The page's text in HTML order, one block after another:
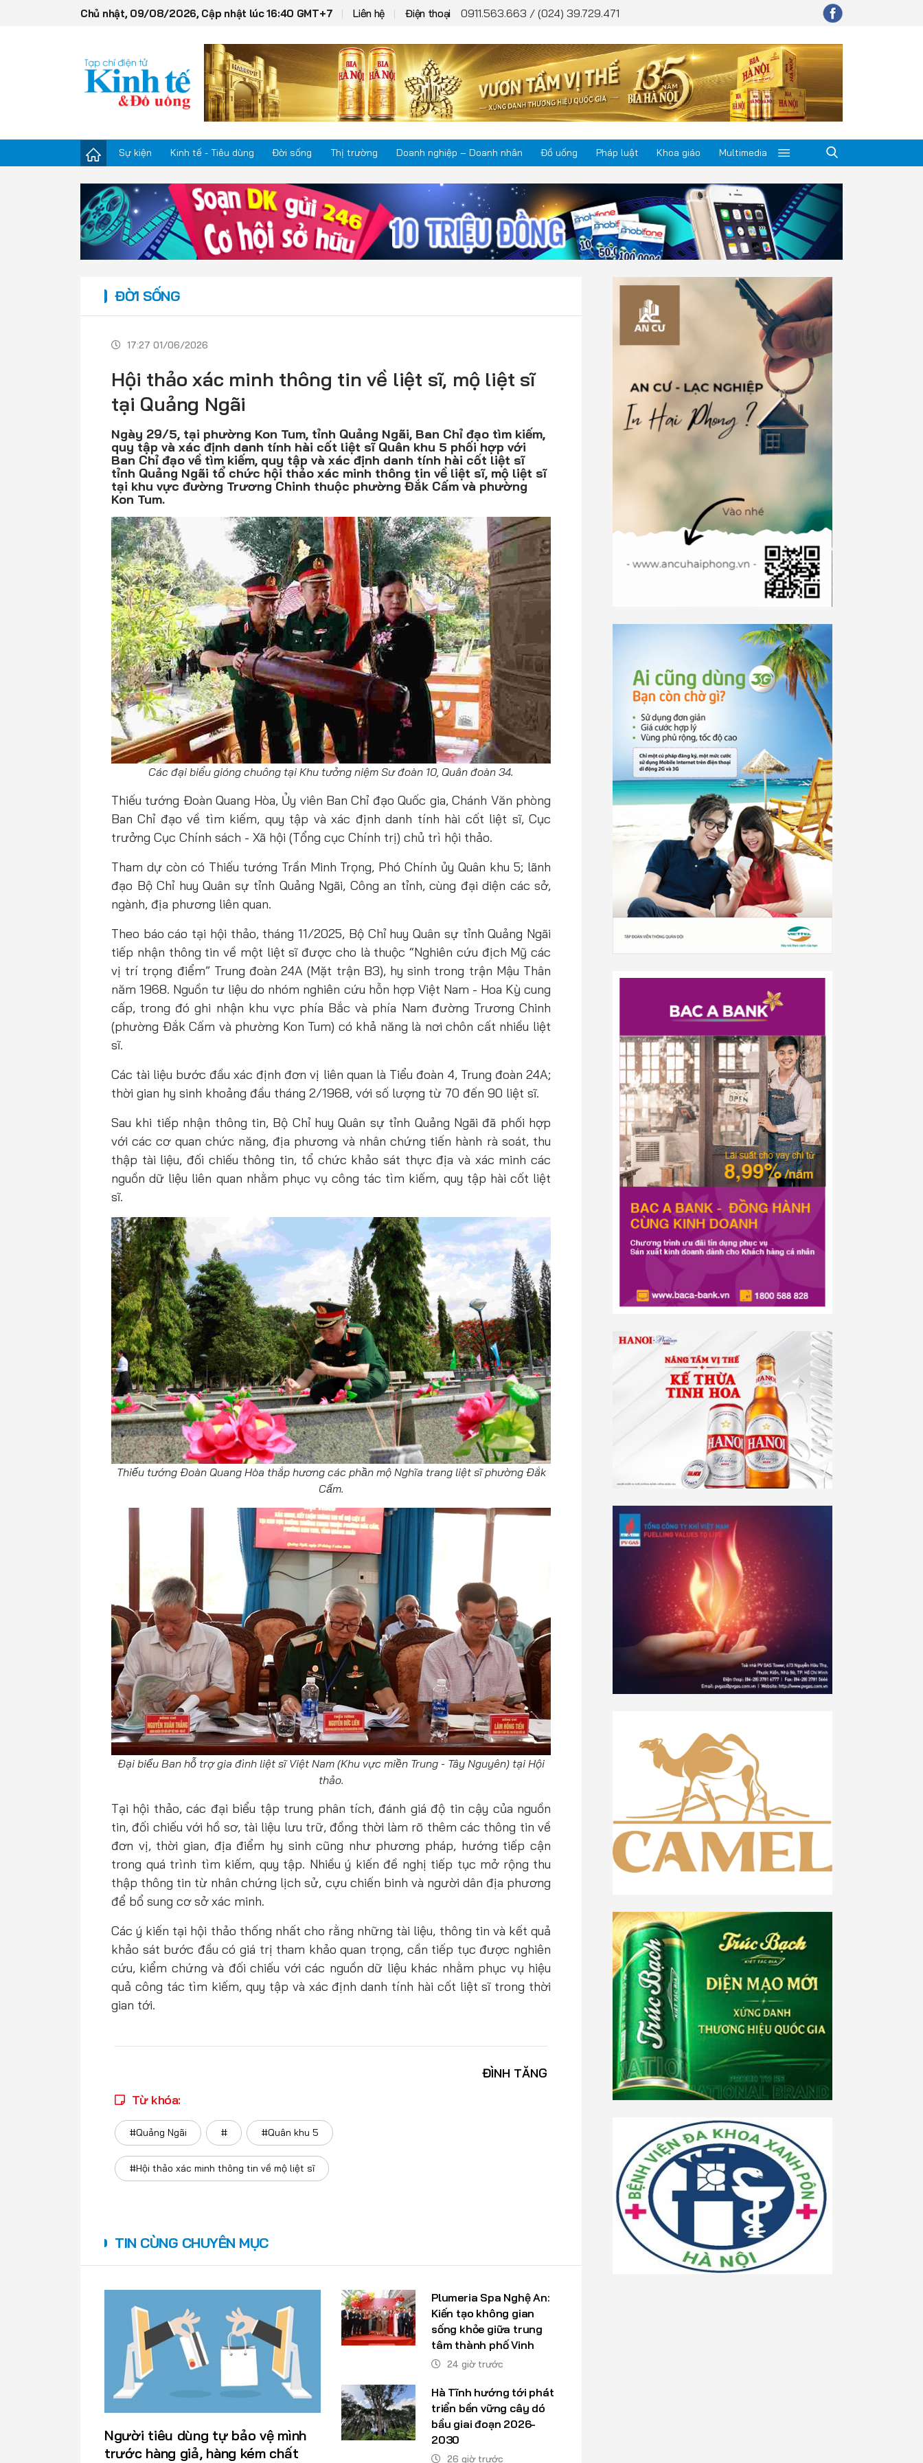
Chủ nhật, 09/08/2026, Cập nhật lúc 16:40 GMT+7 Liên hệ Điện thoại 0911.563.663 / (024) 39.729.471
Sự kiện Kinh tế - Tiêu dùng Đời sống Thị trường Doanh nghiệp – Doanh nhân Đồ uống Pháp luật Khoa giáo Multimedia
Kinh tế - Tiêu dùng
Đời sống
Doanh nghiệp – Doanh nhân
Đồ uống
Khoa giáo
Multimedia
ĐỜI SỐNG
17:27 01/06/2026
Hội thảo xác minh thông tin về liệt sĩ, mộ liệt sĩ
tại Quảng Ngãi
Ngày 29/5, tại phường Kon Tum, tỉnh Quảng Ngãi, Ban Chỉ đạo tìm kiếm,
quy tập và xác định danh tính hài cốt liệt sĩ Quân khu 5 phối hợp với
Ban Chỉ đạo về tìm kiếm, quy tập và xác định danh tính hài cốt liệt sĩ
tỉnh Quảng Ngãi tổ chức hội thảo xác minh thông tin về liệt sĩ, mộ liệt sĩ
tại khu vực đường Trương Chinh thuộc phường Đắk Cấm và phường
Kon Tum.
Các đại biểu gióng chuông tại Khu tưởng niệm Sư đoàn 10, Quân đoàn 34.
Thiếu tướng Đoàn Quang Hòa, Ủy viên Ban Chỉ đạo Quốc gia, Chánh Văn phòng
Ban Chỉ đạo về tìm kiếm, quy tập và xác định danh tính hài cốt liệt sĩ, Cục
trưởng Cục Chính sách - Xã hội (Tổng cục Chính trị) chủ trì hội thảo.
Tham dự còn có Thiếu tướng Trần Minh Trọng, Phó Chính ủy Quân khu 5; lãnh
đạo Bộ Chỉ huy Quân sự tỉnh Quảng Ngãi, Công an tỉnh, cùng đại diện các sở,
ngành, địa phương liên quan.
Theo báo cáo tại hội thảo, tháng 11/2025, Bộ Chỉ huy Quân sự tỉnh Quảng Ngãi
tiếp nhận thông tin về một liệt sĩ được cho là thuộc “Nghiên cứu địch Mỹ các
vị trí trọng điểm” Trung đoàn 24A (Mặt trận B3), hy sinh trong trận Mậu Thân
năm 1968. Nguồn tư liệu do nhóm nghiên cứu hỗn hợp Việt Nam - Hoa Kỳ cung
cấp, trong đó ghi nhận khu vực phía Bắc và phía Nam đường Trương Chinh
(phường Đắk Cấm và phường Kon Tum) có khả năng là nơi chôn cất nhiều liệt
sĩ.
Các tài liệu bước đầu xác định đơn vị liên quan là Tiểu đoàn 4, Trung đoàn 24A;
thời gian hy sinh khoảng đầu tháng 2/1968, với số lượng từ 70 đến 90 liệt sĩ.
Sau khi tiếp nhận thông tin, Bộ Chỉ huy Quân sự tỉnh Quảng Ngãi đã phối hợp
với các cơ quan chức năng, địa phương và nhân chứng tiến hành rà soát, thu
thập tài liệu, đối chiếu thông tin, tổ chức khảo sát thực địa và xác minh các
nguồn dữ liệu liên quan nhằm phục vụ công tác tìm kiếm, quy tập hài cốt liệt
sĩ.
Thiếu tướng Đoàn Quang Hòa thắp hương các phần mộ Nghĩa trang liệt sĩ phường Đắk
Cấm.
Đại biểu Ban hỗ trợ gia đình liệt sĩ Việt Nam (Khu vực miền Trung - Tây Nguyên) tại Hội
thảo.
Tại hội thảo, các đại biểu tập trung phân tích, đánh giá độ tin cậy của nguồn
tin, đối chiếu với hồ sơ, tài liệu lưu trữ, đồng thời làm rõ thêm các thông tin về
đơn vị, thời gian, địa điểm hy sinh cũng như phương pháp, hướng tiếp cận
trong quá trình tìm kiếm, quy tập. Nhiều ý kiến đề nghị tiếp tục mở rộng thu
thập thông tin từ nhân chứng lịch sử, cựu chiến binh và người dân địa phương
để bổ sung cơ sở xác minh.
Các ý kiến tại hội thảo thống nhất cho rằng những tài liệu, thông tin và kết quả
khảo sát bước đầu có giá trị tham khảo quan trọng, cần tiếp tục được nghiên
cứu, kiểm chứng và đối chiếu với các nguồn dữ liệu khác nhằm phục vụ hiệu
quả công tác tìm kiếm, quy tập và xác định danh tính hài cốt liệt sĩ trong thời
gian tới.
ĐÌNH TĂNG
Từ khóa:
#Quảng Ngãi # #Quân khu 5
#Hội thảo xác minh thông tin về mộ liệt sĩ
TIN CÙNG CHUYÊN MỤC
Người tiêu dùng tự bảo vệ mình
trước hàng giả, hàng kém chất
Plumeria Spa Nghệ An:
Kiến tạo không gian
sống khỏe giữa trung
tâm thành phố Vinh
24 giờ trước
Hà Tĩnh hướng tới phát
triển bền vững cây dó
bầu giai đoạn 2026-
2030
26 giờ trước